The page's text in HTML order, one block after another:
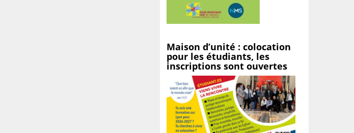
Maison d’unité : colocation
pour les étudiants, les
inscriptions sont ouvertes